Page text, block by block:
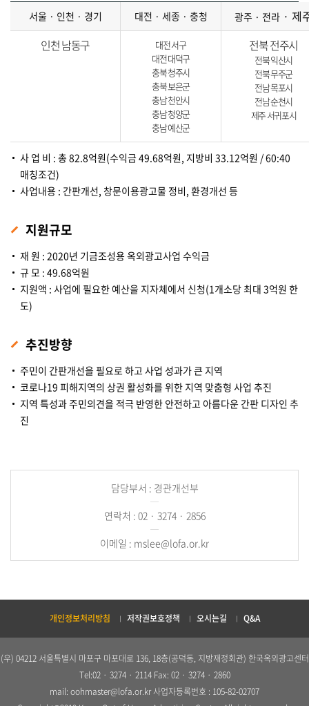
서울 · 인천 · 경기 대전 · 세종 · 충청 광주 · 전라 · 제
인천 남동구
대전 서구
대전 대덕구
충북 청주시
충북 보은군
충남 천안시
충남 청양군
충남 예산군
전북 전주시
전북 익산시
전북 무주군
전남 목포시
전남 순천시
제주 서귀포시
사 업 비 : 총 82.8억원(수익금 49.68억원, 지방비 33.12억원 / 60:40
매칭조건)
사업내용 : 간판개선, 창문이용광고물 정비, 환경개선 등
지원규모
재 원 : 2020년 기금조성용 옥외광고사업 수익금
규 모 : 49.68억원
지원액 : 사업에 필요한 예산을 지자체에서 신청(1개소당 최대 3억원 한
도)
추진방향
주민이 간판개선을 필요로 하고 사업 성과가 큰 지역
코로나19 피해지역의 상권 활성화를 위한 지역 맞춤형 사업 추진
지역 특성과 주민의견을 적극 반영한 안전하고 아름다운 간판 디자인 추
진
담당부서 : 경관개선부
연락처 : 02 · 3274 · 2856
이메일 : mslee@lofa.or.kr
개인정보처리방침 저작권보호정책 오시는길 Q&A
(우) 04212 서울특별시 마포구 마포대로 136, 18층(공덕동, 지방재정회관) 한국옥외광고센터
Tel:02 · 3274 · 2114 Fax: 02 · 3274 · 2860
mail: oohmaster@lofa.or.kr 사업자등록번호 : 105-82-02707